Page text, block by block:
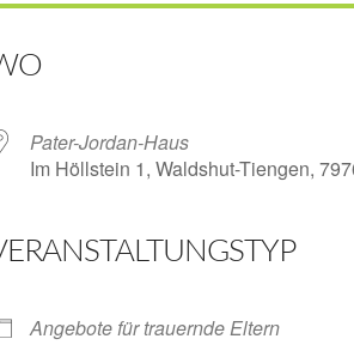
Pater-Jordan-Haus
Im Höllstein 1, Waldshut-Tiengen,
Angebote für trauernde Eltern